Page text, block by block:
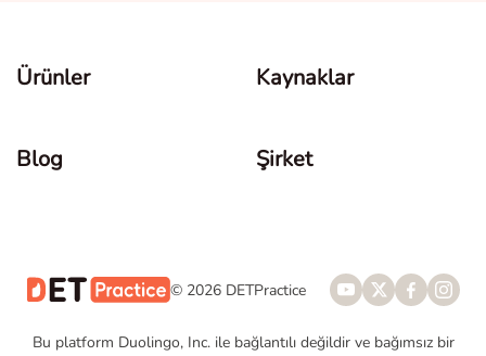
Ürünler Kaynaklar
Blog Şirket
© 2026 DETPractice
Bu platform Duolingo, Inc. ile bağlantılı değildir ve bağımsız bir